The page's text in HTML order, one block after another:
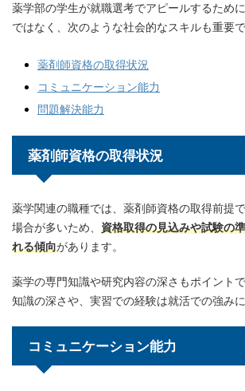
薬学部の学生が就職選考でアピールするため
ではなく、次のような社会的なスキルも重要で
薬剤師資格の取得状況
コミュニケーション能力
問題解決能力
薬剤師資格の取得状況
薬学関連の職種では、薬剤師資格の取得前提
場合が多いため、 資格取得の見込みや試験の
れる傾向があります。
薬学の専門知識や研究内容の深さもポイント
知識の深さや、実習での経験は就活での強みに
コミュニケーション能力